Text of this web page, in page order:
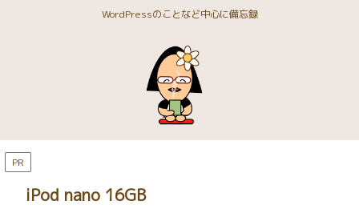
WordPressのことなど中心に備忘録
PR
iPod nano 16GB